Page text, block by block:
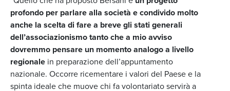
profondo per parlare alla società e condivido molto
anche la scelta di fare a breve gli stati generali
dell’associazionismo tanto che a mio avviso
dovremmo pensare un momento analogo a livello
regionale in preparazione dell’appuntamento
nazionale. Occorre ricementare i valori del Paese e la
spinta ideale che muove chi fa volontariato servirà a